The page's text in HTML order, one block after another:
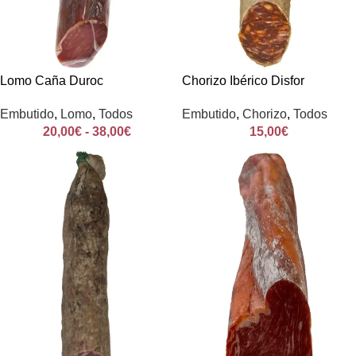
Lomo Caña Duroc
Embutido, Lomo, Todos
20,00€ - 38,00€
Chorizo Ibérico Disfor
Embutido, Chorizo, Todos
15,00€